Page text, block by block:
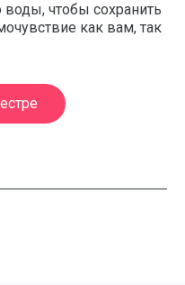
воды, чтобы сохранить
как вам, так